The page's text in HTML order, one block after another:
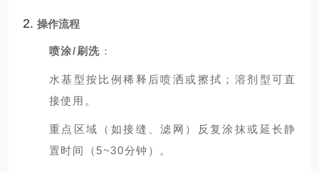
2. 操作流程
喷涂/刷洗 ：
水基型按比例稀释后喷洒或擦拭；溶剂型可直
接使用。
重点区域（如接缝、滤网）反复涂抹或延长静
置时间（5~30分钟）。